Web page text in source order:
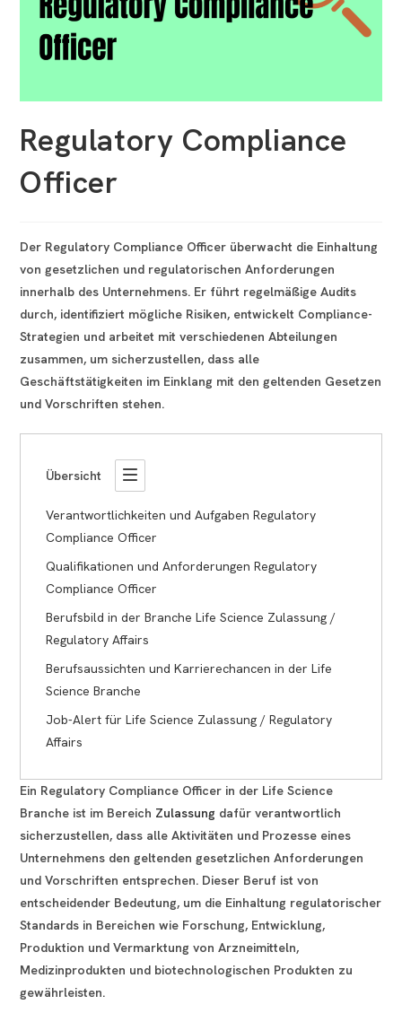
Regulatory Compliance
Officer
Der Regulatory Compliance Officer überwacht die Einhaltung
von gesetzlichen und regulatorischen Anforderungen
innerhalb des Unternehmens. Er führt regelmäßige Audits
durch, identifiziert mögliche Risiken, entwickelt Compliance-
Strategien und arbeitet mit verschiedenen Abteilungen
zusammen, um sicherzustellen, dass alle
Geschäftstätigkeiten im Einklang mit den geltenden Gesetzen
und Vorschriften stehen.
Übersicht
Verantwortlichkeiten und Aufgaben Regulatory
Compliance Officer
Qualifikationen und Anforderungen Regulatory
Compliance Officer
Berufsbild in der Branche Life Science Zulassung /
Regulatory Affairs
Berufsaussichten und Karrierechancen in der Life
Science Branche
Job-Alert für Life Science Zulassung / Regulatory
Affairs
Ein Regulatory Compliance Officer in der Life Science
Branche ist im Bereich Zulassung dafür verantwortlich
sicherzustellen, dass alle Aktivitäten und Prozesse eines
Unternehmens den geltenden gesetzlichen Anforderungen
und Vorschriften entsprechen. Dieser Beruf ist von
entscheidender Bedeutung, um die Einhaltung regulatorischer
Standards in Bereichen wie Forschung, Entwicklung,
Produktion und Vermarktung von Arzneimitteln,
Medizinprodukten und biotechnologischen Produkten zu
gewährleisten.